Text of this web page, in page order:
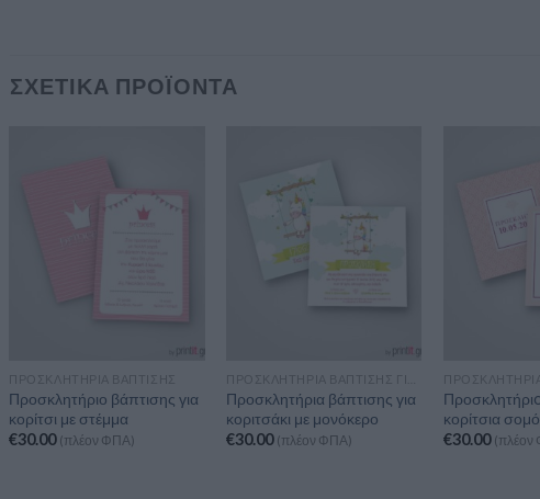
ΣΧΕΤΙΚΆ ΠΡΟΪΌΝΤΑ
ΠΡΟΣΚΛΗΤΉΡΙΑ ΒΆΠΤΙΣΗΣ
Προσκλητήριο βάπτισης για
κορίτσι με στέμμα
€30.00 (πλέον ΦΠΑ)
Προσκλητήρια βάπτισης για
κοριτσάκι με μονόκερο
€30.00 (πλέον ΦΠΑ)
κορίτσια
€30.00 (πλέον